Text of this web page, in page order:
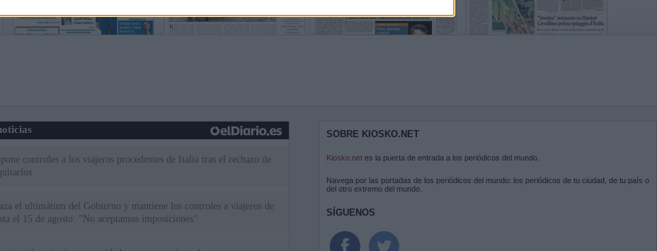
controles a los viajeros procedentes de Italia tras el rechazo de
el ultimátum del Gobierno y mantiene los controles a viajeros de
el 15 de agosto: "No aceptamos imposiciones"
SOBRE KIOSKO.NET
Kiosko.net es la puerta de entrada a los periódicos del mundo.
Navega por las portadas de los periódicos del mundo: los periódicos de tu ciudad, de tu país o
del otro extremo del mundo.
SÍGUENOS